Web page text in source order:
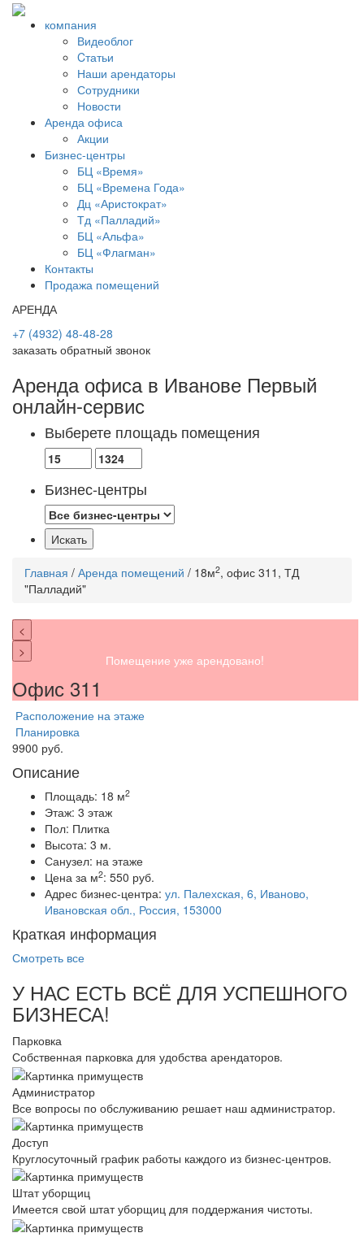
компания
Видеоблог
Cтатьи
Наши арендаторы
Сотрудники
Новости
Аренда офиса
Акции
Бизнес-центры
БЦ «Время»
БЦ «Времена Года»
Дц «Аристократ»
Тд «Палладий»
БЦ «Альфа»
БЦ «Флагман»
Контакты
Продажа помещений
АРЕНДА
+7 (4932) 48-48-28
заказать обратный звонок
Аренда офиса в Иванове Первый
онлайн-сервис
Выберете площадь помещения
Бизнес-центры
Главная / Аренда помещений / 18м2, офис 311, ТД
"Палладий"
Помещение уже арендовано!
<
>
Офис 311
Расположение на этаже
Планировка
9900 руб.
Описание
Площадь: 18 м2
Этаж: 3 этаж
Пол: Плитка
Высота: 3 м.
Санузел: на этаже
Цена за м2: 550 руб.
Адрес бизнес-центра: ул. Палехская, 6, Иваново,
Ивановская обл., Россия, 153000
Краткая информация
Смотреть все
У НАС ЕСТЬ ВСЁ ДЛЯ УСПЕШНОГО
БИЗНЕСА!
Парковка
Собственная парковка для удобства арендаторов.
Администратор
Все вопросы по обслуживанию решает наш администратор.
Доступ
Круглосуточный график работы каждого из бизнес-центров.
Штат уборщиц
Имеется свой штат уборщиц для поддержания чистоты.